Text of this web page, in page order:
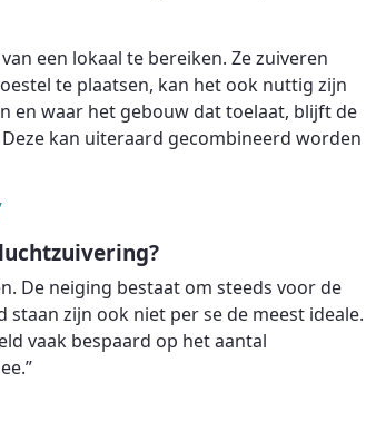
een lokaal te bereiken. Ze zuiveren
te plaatsen, kan het ook nuttig zijn
en waar het gebouw dat toelaat, blijft de
kan uiteraard gecombineerd worden
De neiging bestaat om steeds voor de
zijn ook niet per se de meest ideale.
vaak bespaard op het aantal